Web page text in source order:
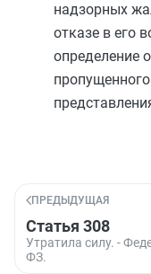
надзорных
отказе в его
определение
ПРЕДЫДУЩАЯ
Статья 308
Утратила силу. -
ФЗ.